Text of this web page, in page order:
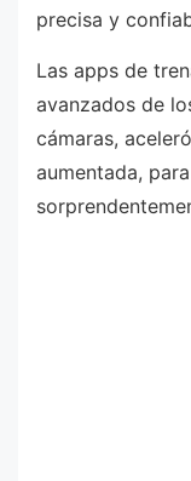
precisa y
Las apps de
avanzados de
cámaras,
aumentada,